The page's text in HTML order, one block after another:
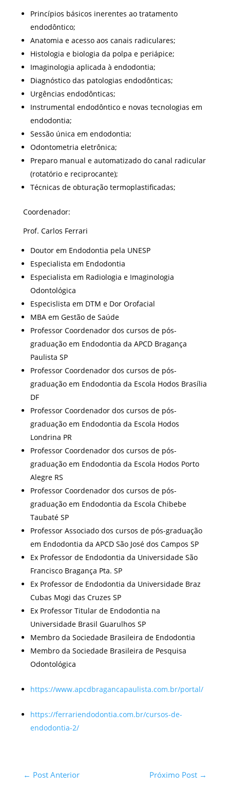
Princípios básicos inerentes ao tratamento
endodôntico;
Anatomia e acesso aos canais radiculares;
Histologia e biologia da polpa e periápice;
Imaginologia aplicada à endodontia;
Diagnóstico das patologias endodônticas;
Urgências endodônticas;
Instrumental endodôntico e novas tecnologias em
endodontia;
Sessão única em endodontia;
Odontometria eletrônica;
Preparo manual e automatizado do canal radicular
(rotatório e reciprocante);
Técnicas de obturação termoplastificadas;
Coordenador:
Prof. Carlos Ferrari
Doutor em Endodontia pela UNESP
Especialista em Endodontia
Especialista em Radiologia e Imaginologia
Odontológica
Especislista em DTM e Dor Orofacial
MBA em Gestão de Saúde
Professor Coordenador dos cursos de pós-
graduação em Endodontia da APCD Bragança
Paulista SP
Professor Coordenador dos cursos de pós-
graduação em Endodontia da Escola Hodos Brasília
DF
Professor Coordenador dos cursos de pós-
graduação em Endodontia da Escola Hodos
Londrina PR
Professor Coordenador dos cursos de pós-
graduação em Endodontia da Escola Hodos Porto
Alegre RS
Professor Coordenador dos cursos de pós-
graduação em Endodontia da Escola Chibebe
Taubaté SP
Professor Associado dos cursos de pós-graduação
em Endodontia da APCD São José dos Campos SP
Ex Professor de Endodontia da Universidade São
Francisco Bragança Pta. SP
Ex Professor de Endodontia da Universidade Braz
Cubas Mogi das Cruzes SP
Ex Professor Titular de Endodontia na
Universidade Brasil Guarulhos SP
Membro da Sociedade Brasileira de Endodontia
Membro da Sociedade Brasileira de Pesquisa
Odontológica
https://www.apcdbragancapaulista.com.br/portal/
https://ferrariendodontia.com.br/cursos-de-
endodontia-2/
← Post Anterior Próximo Post →